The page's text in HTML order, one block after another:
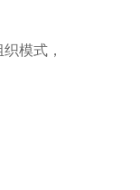
模式，